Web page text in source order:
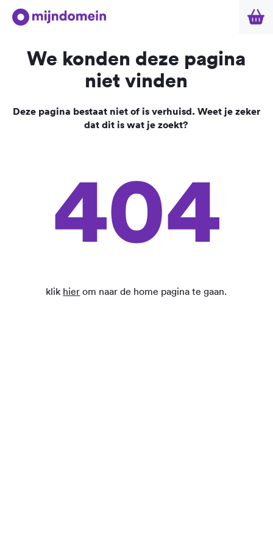
We konden deze pagina
niet vinden
Deze pagina bestaat niet of is verhuisd. Weet je zeker
dat dit is wat je zoekt?
404
klik hier om naar de home pagina te gaan.